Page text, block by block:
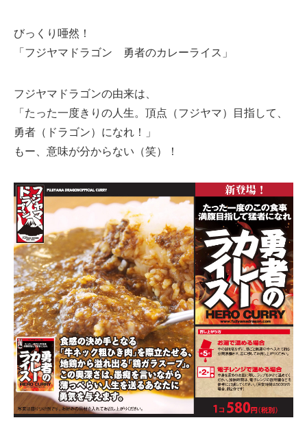
びっくり唖然！
「フジヤマドラゴン 勇者のカレーライス」
フジヤマドラゴンの由来は、
「たった一度きりの人生。頂点（フジヤマ）目指して、
勇者（ドラゴン）になれ！」
もー、意味が分からない（笑）！